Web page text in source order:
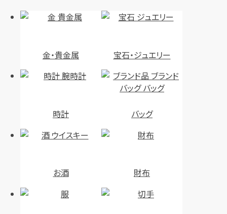
金・貴金属 宝石・ジュエリー
時計 バッグ
お酒 財布